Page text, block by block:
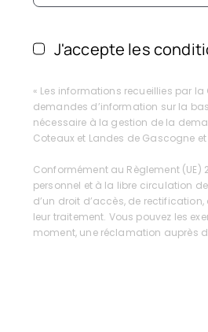
J'accepte les
« Les informations recueillies par
demandes d’information sur la
nécessaire à la gestion de la
Coteaux et Landes de Gascogne
Conformément au Règlement
personnel et à la libre circulation
d’un droit d’accès, de
leur traitement. Vous pouvez les
moment, une réclamation auprès